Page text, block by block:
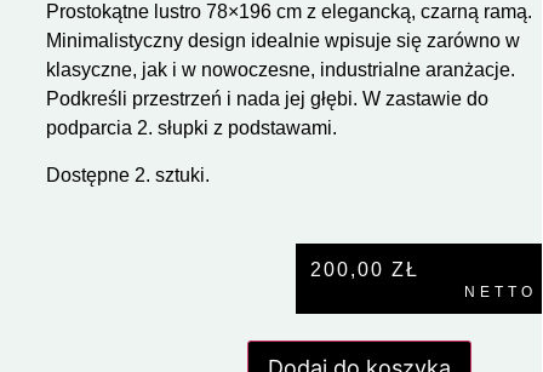
Prostokątne lustro 78×196 cm z elegancką, czarną ramą.
Minimalistyczny design idealnie wpisuje się zarówno w
klasyczne, jak i w nowoczesne, industrialne aranżacje.
Podkreśli przestrzeń i nada jej głębi. W zastawie do
podparcia 2. słupki z podstawami.
Dostępne 2. sztuki.
200,00 ZŁ
NETTO